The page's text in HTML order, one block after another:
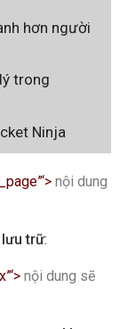
hơn người
trong
Ninja
nội dung
trữ:
nội dung sẽ